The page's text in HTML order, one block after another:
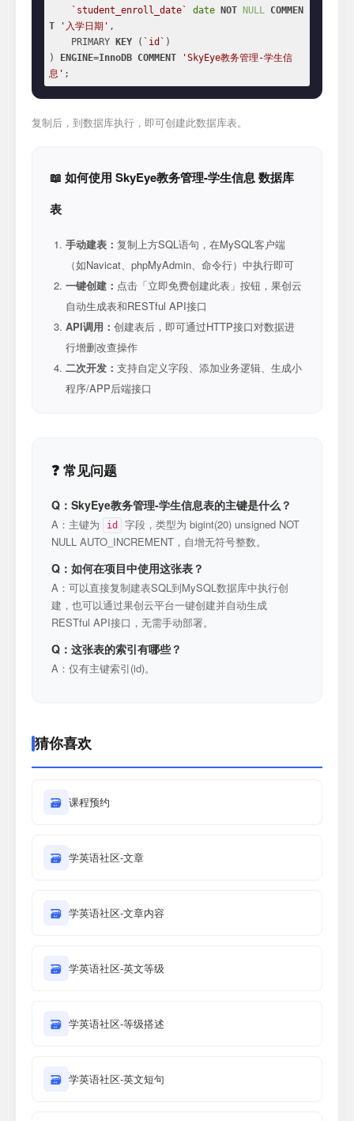
`student_enroll_date` date NOT NULL COMMEN
T
'入学日期' ,
    PRIMARY
KEY ( `id` )
)
ENGINE=InnoDB COMMENT
'SkyEye教务管理-学生信
息' ;
复制后，到数据库执行，即可创建此数据库表。
📖 如何使用 SkyEye教务管理-学生信息 数据库
表
手动建表： 复制上方SQL语句，在MySQL客户端
（如Navicat、phpMyAdmin、命令行）中执行即可
一键创建： 点击「立即免费创建此表」按钮，果创云
自动生成表和RESTful API接口
API调用： 创建表后，即可通过HTTP接口对数据进
行增删改查操作
二次开发： 支持自定义字段、添加业务逻辑、生成小
程序/APP后端接口
❓ 常见问题
Q：SkyEye教务管理-学生信息表的主键是什么？
A：主键为 id
字段，类型为 bigint(20) unsigned NOT
NULL AUTO_INCREMENT，自增无符号整数。
Q：如何在项目中使用这张表？
A：可以直接复制建表SQL到MySQL数据库中执行创
建，也可以通过果创云平台一键创建并自动生成
RESTful API接口，无需手动部署。
Q：这张表的索引有哪些？
A：仅有主键索引(id)。
猜你喜欢
🗃 课程预约
🗃 学英语社区-文章
🗃 学英语社区-文章内容
🗃 学英语社区-英文等级
🗃 学英语社区-等级搭述
🗃 学英语社区-英文短句